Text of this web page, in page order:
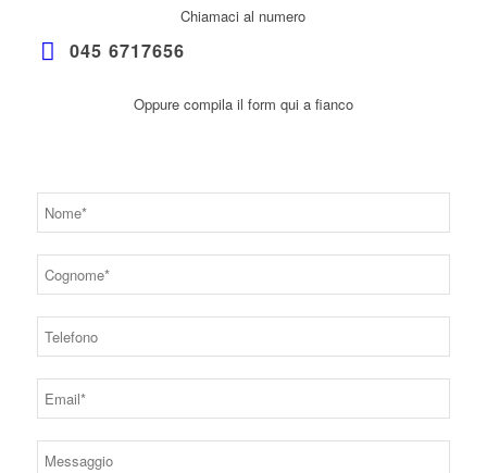
Chiamaci al numero
045 6717656
Oppure compila il form qui a fianco